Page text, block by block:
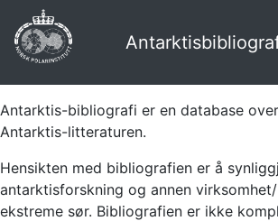
Antarktis-bibliografi er en database
Antarktis-litteraturen.
Hensikten med bibliografien er å
antarktisforskning og annen
ekstreme sør. Bibliografien er ikke